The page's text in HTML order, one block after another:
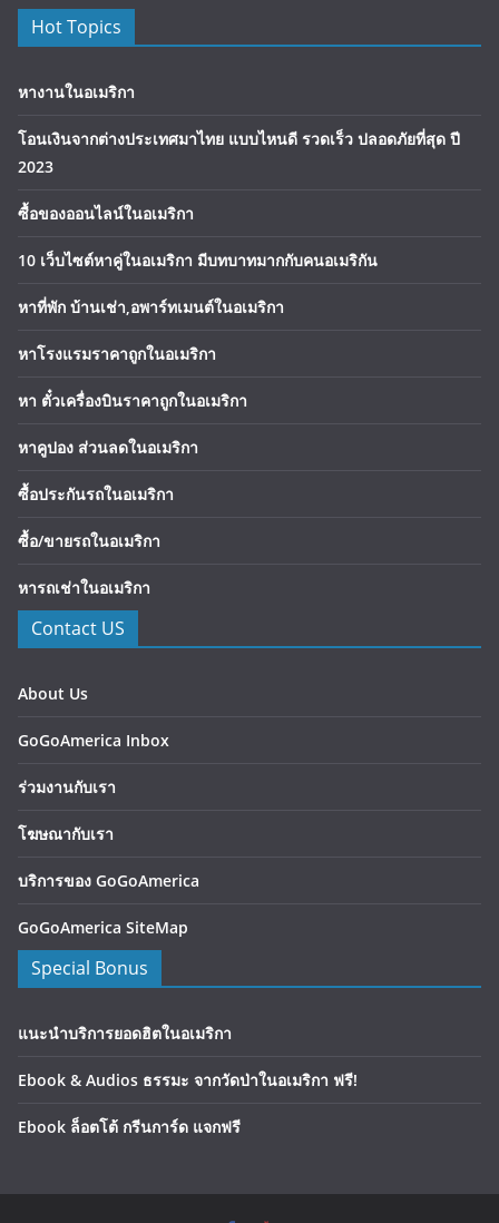
Hot Topics
หางานในอเมริกา
โอนเงินจากต่างประเทศมาไทย แบบไหนดี รวดเร็ว ปลอดภัยที่สุด ปี
2023
ซื้อของออนไลน์ในอเมริกา
10 เว็บไซต์หาคู่ในอเมริกา มีบทบาทมากกับคนอเมริกัน
หาที่พัก บ้านเช่า,อพาร์ทเมนต์ในอเมริกา
หาโรงแรมราคาถูกในอเมริกา
หา ตั๋วเครื่องบินราคาถูกในอเมริกา
หาคูปอง ส่วนลดในอเมริกา
ซื้อประกันรถในอเมริกา
ซื้อ/ขายรถในอเมริกา
หารถเช่าในอเมริกา
Contact US
About Us
GoGoAmerica Inbox
ร่วมงานกับเรา
โฆษณากับเรา
บริการของ GoGoAmerica
GoGoAmerica SiteMap
Special Bonus
แนะนำบริการยอดฮิตในอเมริกา
Ebook & Audios ธรรมะ จากวัดป่าในอเมริกา ฟรี!
Ebook ล็อตโต้ กรีนการ์ด แจกฟรี